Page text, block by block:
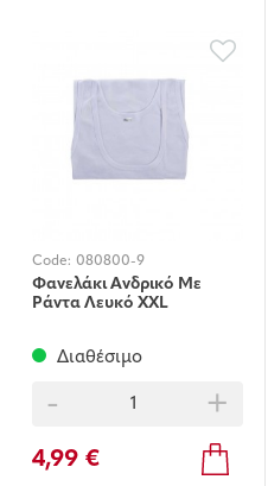
Code: 080800-9
Φανελάκι Ανδρικό Με
Ράντα Λευκό XXL
Διαθέσιμο
- +
4,99 €